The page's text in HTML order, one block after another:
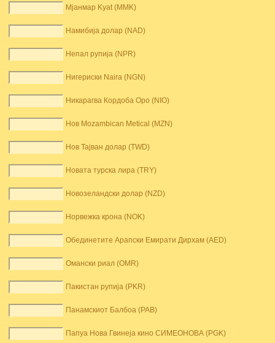
Мјанмар Kyat (MMK)
Намибија долар (NAD)
Непал рупија (NPR)
Нигериски Naira (NGN)
Никарагва Кордоба Оро (NIO)
Нов Mozambican Metical (MZN)
Нов Тајван долар (TWD)
Новата турска лира (TRY)
Новозеландски долар (NZD)
Норвежка крона (NOK)
Обединетите Арапски Емирати Дирхам (AED)
Омански риал (OMR)
Пакистан рупија (PKR)
Панамскиот Балбоа (PAB)
Папуа Нова Гвинеја кино СИМЕОНОВА (PGK)